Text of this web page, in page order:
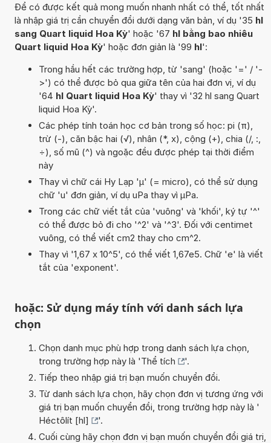
Để có được kết quả mong muốn nhanh nhất có thể, tốt nhất
là nhập giá trị cần chuyển đổi dưới dạng văn bản, ví dụ '35 hl
sang Quart liquid Hoa Kỳ' hoặc '67 hl bằng bao nhiêu
Quart liquid Hoa Kỳ' hoặc đơn giản là '99 hl':
Trong hầu hết các trường hợp, từ 'sang' (hoặc '=' / '-
>') có thể được bỏ qua giữa tên của hai đơn vị, ví dụ
'64 hl Quart liquid Hoa Kỳ' thay vì '32 hl sang Quart
liquid Hoa Kỳ'.
Các phép tính toán học cơ bản trong số học: pi (π),
trừ (-), căn bậc hai (√), nhân (*, x), cộng (+), chia (/, :,
÷), số mũ (^) và ngoặc đều được phép tại thời điểm
này
Thay vì chữ cái Hy Lạp 'µ' (= micro), có thể sử dụng
chữ 'u' đơn giản, ví dụ uPa thay vì µPa.
Trong các chữ viết tắt của 'vuông' và 'khối', ký tự '^'
có thể được bỏ đi cho '^2' và '^3'. Đối với centimet
vuông, có thể viết cm2 thay cho cm^2.
Thay vì '1,67 x 10^5', có thể viết 1,67e5. Chữ 'e' là viết
tắt của 'exponent'.
hoặc: Sử dụng máy tính với danh sách lựa
chọn
Chọn danh mục phù hợp trong danh sách lựa chọn,
trong trường hợp này là 'Thể tích
'.
Tiếp theo nhập giá trị bạn muốn chuyển đổi.
Từ danh sách lựa chọn, hãy chọn đơn vị tương ứng với
giá trị bạn muốn chuyển đổi, trong trường hợp này là '
Héctôlít [hl]
'.
Cuối cùng hãy chọn đơn vị bạn muốn chuyển đổi giá trị,